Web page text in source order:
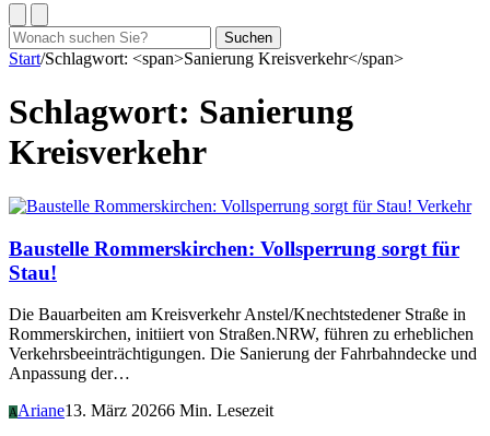
Suchen
nach:
Suchen
Start/Schlagwort: <span>Sanierung Kreisverkehr</span>
Schlagwort: Sanierung
Kreisverkehr
Verkehr
Baustelle Rommerskirchen: Vollsperrung sorgt für
Stau!
Die Bauarbeiten am Kreisverkehr Anstel/Knechtstedener Straße in
Rommerskirchen, initiiert von Straßen.NRW, führen zu erheblichen
Verkehrsbeeinträchtigungen. Die Sanierung der Fahrbahndecke und
Anpassung der…
AAriane13. März 20266 Min. Lesezeit